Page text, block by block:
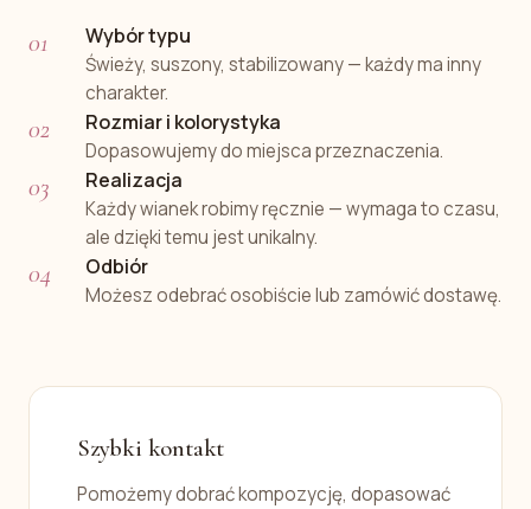
Wybór typu
Świeży, suszony, stabilizowany — każdy ma inny
charakter.
Rozmiar i kolorystyka
Dopasowujemy do miejsca przeznaczenia.
Realizacja
Każdy wianek robimy ręcznie — wymaga to czasu,
ale dzięki temu jest unikalny.
Odbiór
Możesz odebrać osobiście lub zamówić dostawę.
Szybki kontakt
Pomożemy dobrać kompozycję, dopasować